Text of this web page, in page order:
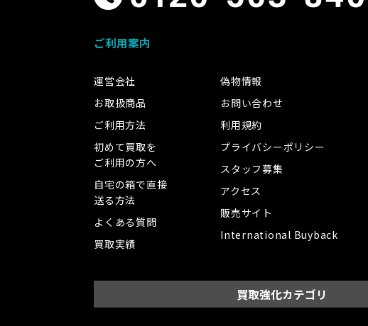
ご利用案内
運営会社
お取扱商品
ご利用方法
初めて買取を
ご利用の方へ
自宅の箱で直接
送る方法
よくある質問
買取実績
偽物情報
お問い合わせ
利用規約
プライバシーポリシー
スタッフ募集
アクセス
販売サイト
International Buyback
買取強化カテゴリ